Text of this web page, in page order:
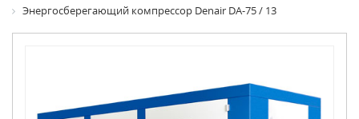
Энергосберегающий компрессор Denair DA-75 / 13